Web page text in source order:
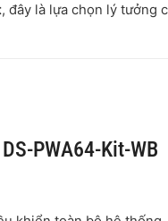
, đây là lựa chọn lý tưởng
PWA64-Kit-WB